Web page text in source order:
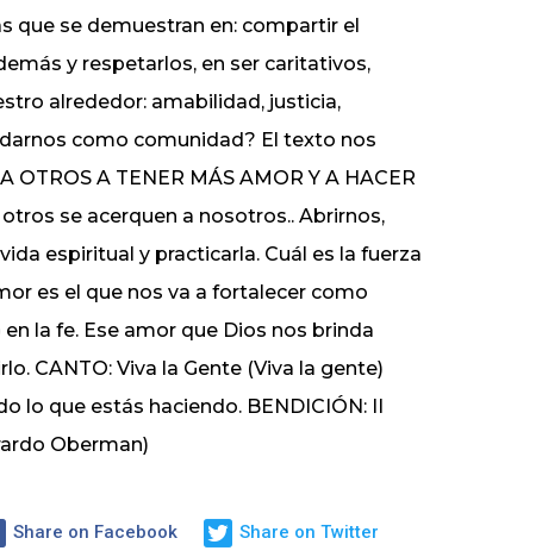
que se demuestran en: compartir el
y respetarlos, en ser caritativos,
alrededor: amabilidad, justicia,
como comunidad? El texto nos
OTROS A TENER MÁS AMOR Y A HACER
se acerquen a nosotros.. Abrirnos,
espiritual y practicarla. Cuál es la fuerza
es el que nos va a fortalecer como
la fe. Ese amor que Dios nos brinda
CANTO: Viva la Gente (Viva la gente)
lo que estás haciendo. BENDICIÓN: II
Oberman)
Share on Facebook Share on Twitter